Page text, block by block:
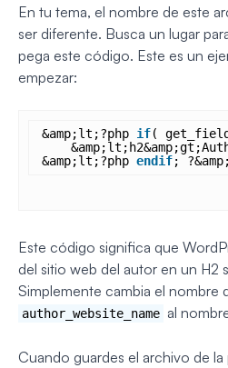
En tu tema, el nombre de este
ser diferente. Busca un lugar
pega este código. Este es un
empezar:
&amp;lt;?php if(
&amp;lt;?php endif;
Este código significa que
del sitio web del autor en un H2
Simplemente cambia el nombre
author_website_name al
Cuando guardes el archivo de